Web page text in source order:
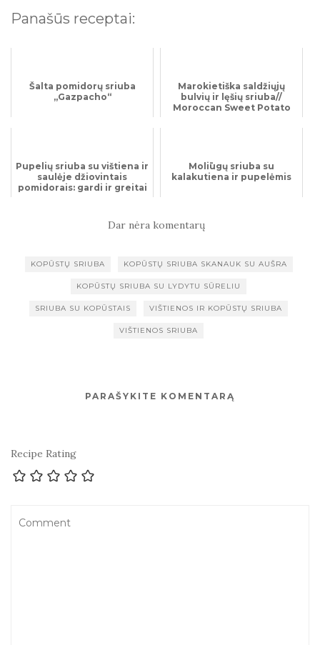
Panašūs receptai:
Šalta pomidorų sriuba
„Gazpacho“
Marokietiška saldžiųjų
bulvių ir lęšių sriuba//
Moroccan Sweet Potato
Pupelių sriuba su vištiena ir
saulėje džiovintais
pomidorais: gardi ir greitai
Moliūgų sriuba su
kalakutiena ir pupelėmis
Dar nėra komentarų
KOPŪSTŲ SRIUBA KOPŪSTŲ SRIUBA SKANAUK SU AUŠRA
KOPŪSTŲ SRIUBA SU LYDYTU SŪRELIU
SRIUBA SU KOPŪSTAIS VIŠTIENOS IR KOPŪSTŲ SRIUBA
VIŠTIENOS SRIUBA
PARAŠYKITE KOMENTARĄ
Recipe Rating